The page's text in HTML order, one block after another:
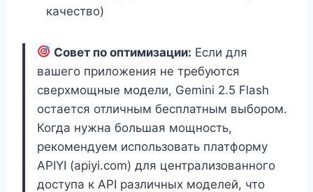
качество)
Совет по оптимизации: Если для
вашего приложения не требуются
сверхмощные модели, Gemini 2.5 Flash
остается отличным бесплатным выбором.
Когда нужна большая мощность,
рекомендуем использовать платформу
APIYI (apiyi.com) для централизованного
доступа к API различных моделей, что